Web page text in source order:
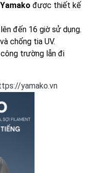
được thiết kế
đến 16 giờ sử dụng.
chống tia UV.
trường lẫn đi
yamako.vn